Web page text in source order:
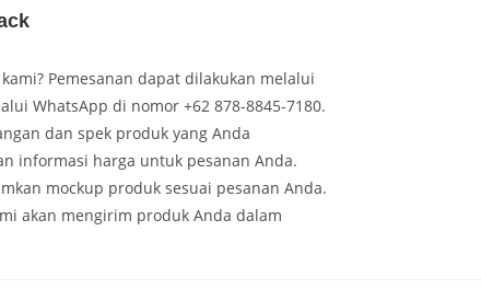
Pemesanan dapat dilakukan melalui
WhatsApp di nomor +62 878-8845-7180.
dan spek produk yang Anda
informasi harga untuk pesanan Anda.
mockup produk sesuai pesanan Anda.
akan mengirim produk Anda dalam